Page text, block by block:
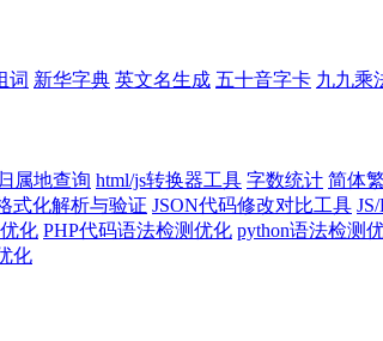
词 新华字典 英文名生成 五十音字卡 九九乘
属地查询 html/js转换器工具 字数统计 简体
式化解析与验证 JSON代码修改对比工具
化 PHP代码语法检测优化 python语法检测
化